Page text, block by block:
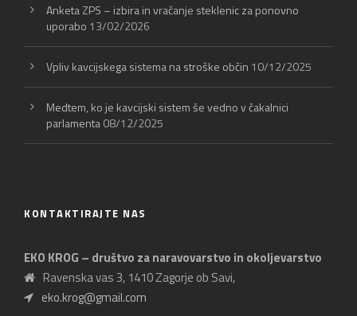
Anketa ZPS – izbira in vračanje steklenic za ponovno
uporabo 13/02/2026
Vpliv kavcijskega sistema na stroške občin 10/12/2025
Medtem, ko je kavcijski sistem še vedno v čakalnici
parlamenta08/12/2025
KONTAKTIRAJTE NAS
EKO KROG – društvo za naravovarstvo in okoljevarstvo
Ravenska vas 3, 1410 Zagorje ob Savi,
eko.krog@gmail.com